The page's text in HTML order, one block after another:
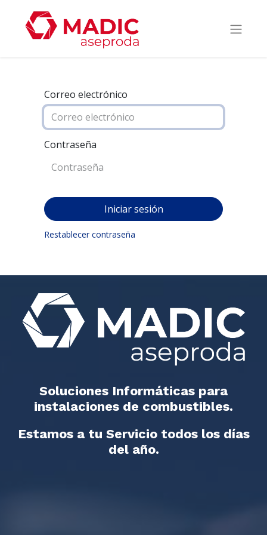
Correo electrónico
Contraseña
Iniciar sesión
Restablecer contraseña
Soluciones Informáticas para
instalaciones de combustibles.
Estamos a tu Servicio todos los días
del año.